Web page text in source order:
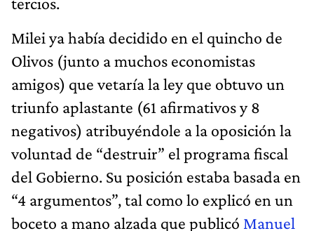
Milei ya había decidido en el quincho de
Olivos (junto a muchos economistas
amigos) que vetaría la ley que obtuvo un
triunfo aplastante (61 afirmativos y 8
negativos) atribuyéndole a la oposición la
voluntad de “destruir” el programa fiscal
del Gobierno. Su posición estaba basada en
“4 argumentos”, tal como lo explicó en un
boceto a mano alzada que publicó Manuel